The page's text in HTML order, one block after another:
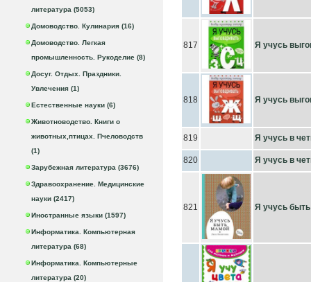
литература (5053)
Домоводство. Кулинария (16)
Домоводство. Легкая
промышленность. Рукоделие (8)
Досуг. Отдых. Праздники.
Увлечения (1)
Естественные науки (6)
Животноводство. Книги о
животных,птицах. Пчеловодств
(1)
Зарубежная литература (3676)
Здравоохранение. Медицинские
науки (2417)
Иностранные языки (1597)
Информатика. Компьютерная
литература (68)
Информатика. Компьютерные
литература (20)
817 Я учусь
818 Я учусь
819 Я учусь в
820 Я учусь в
821 Я учусь